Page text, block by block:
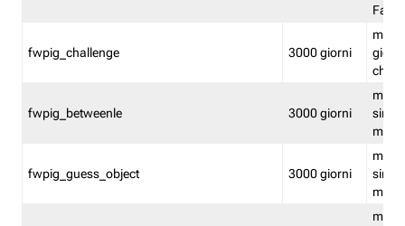
fwpig_challenge 3000 giorni
fwpig_betweenle 3000 giorni
fwpig_guess_object 3000 giorni